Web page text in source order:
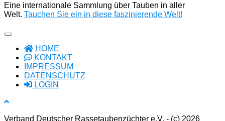
Eine internationale Sammlung über Tauben in aller
Welt. Tauchen Sie ein in diese faszinierende Welt!
HOME
KONTAKT
IMPRESSUM
DATENSCHUTZ
LOGIN
Verband Deutscher Rassetaubenzüchter e.V. - (c) 2026